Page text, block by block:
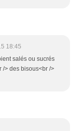
18:45
salés ou sucrés
/> des bisous<br />